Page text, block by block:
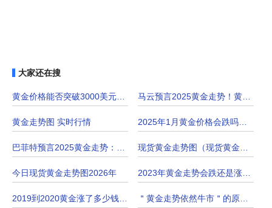
大家还在搜
马云预言2025黄金走势！黄金价格还会继续上
黄金走势图 实时行情 2025年1月黄金价格会跌吗？2025年1月黄金走
今日现货黄金走势图2026年 2023年黄金走势会跌还是涨？2023年黄金未来
＂黄金走势依然牛市＂的原因有哪些